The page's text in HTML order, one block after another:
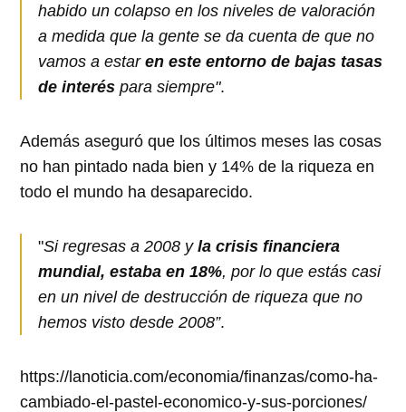
habido un colapso en los niveles de valoración
a medida que la gente se da cuenta de que no
vamos a estaren este entorno de bajas tasas
de interéspara siempre".
Además aseguró que los últimos meses las cosas
no han pintado nada bien y 14% de la riqueza en
todo el mundo ha desaparecido.
"Si regresas a 2008 yla crisis financiera
mundial, estaba en 18%, por lo que estás casi
en un nivel de destrucción de riqueza que no
hemos visto desde 2008”.
https://lanoticia.com/economia/finanzas/como-ha-
cambiado-el-pastel-economico-y-sus-porciones/